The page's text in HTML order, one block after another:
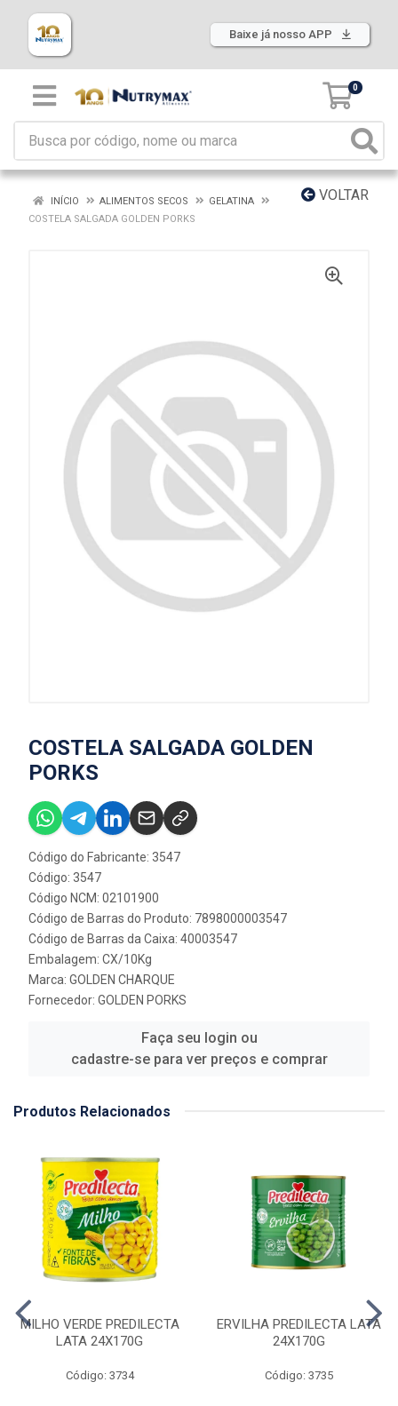
Baixe já nosso APP
0
VOLTAR
INÍCIO ALIMENTOS SECOS
GELATINA
COSTELA SALGADA GOLDEN PORKS
COSTELA SALGADA GOLDEN
PORKS
Código do Fabricante: 3547
Código: 3547
Código NCM: 02101900
Código de Barras do Produto: 7898000003547
Código de Barras da Caixa: 40003547
Embalagem: CX/10Kg
Marca: GOLDEN CHARQUE
Fornecedor: GOLDEN PORKS
Faça seu login ou
cadastre-se para ver preços e comprar
Produtos Relacionados
MILHO VERDE PREDILECTA
LATA 24X170G
Código: 3734
ERVILHA PREDILECTA LATA
24X170G
Código: 3735